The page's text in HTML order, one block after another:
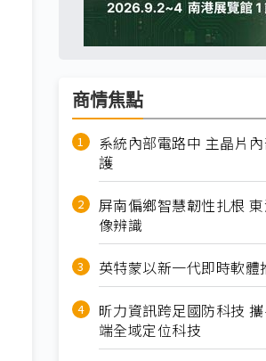
商情焦點
系統內部電路中 主晶片
護
屏南偏鄉智慧韌性扎根
像辨識
英特蒙以新一代即時軟
昕力資訊跨足國防科技
端全域定位科技